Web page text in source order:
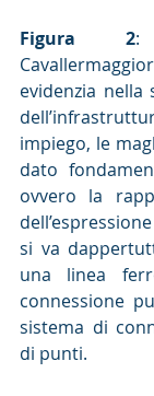
Figura 2:
evidenzia
impiego, le
dato
ovvero la
si va
una linea
connessione
sistema di
di punti.